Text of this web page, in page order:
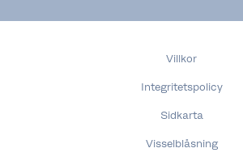
Villkor
Integritetspolicy
Sidkarta
Visselblåsning